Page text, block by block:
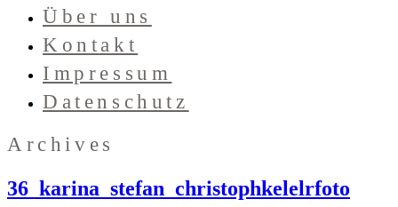
Über uns
Kontakt
Impressum
Datenschutz
Archives
36_karina_stefan_christophkelelrfoto